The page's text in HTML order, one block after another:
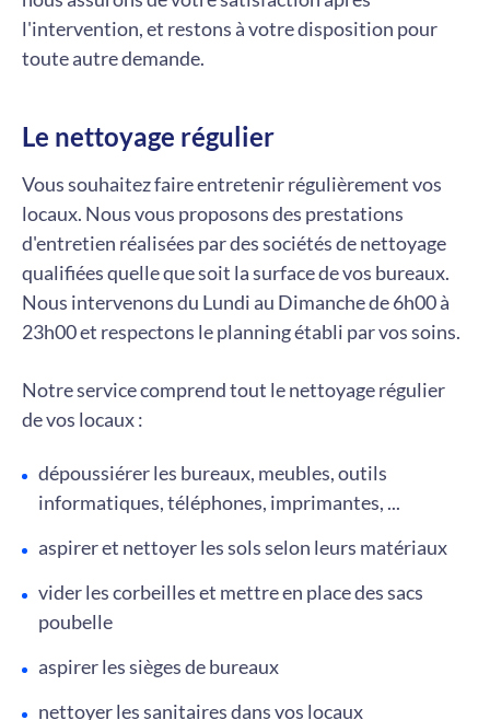
l'intervention, et restons à votre disposition pour
toute autre demande.
Le nettoyage régulier
Vous souhaitez faire entretenir régulièrement vos
locaux. Nous vous proposons des prestations
d'entretien réalisées par des sociétés de nettoyage
qualifiées quelle que soit la surface de vos bureaux.
Nous intervenons du Lundi au Dimanche de 6h00 à
23h00 et respectons le planning établi par vos soins.
Notre service comprend tout le nettoyage régulier
de vos locaux :
dépoussiérer les bureaux, meubles, outils
informatiques, téléphones, imprimantes, ...
aspirer et nettoyer les sols selon leurs matériaux
vider les corbeilles et mettre en place des sacs
poubelle
aspirer les sièges de bureaux
nettoyer les sanitaires dans vos locaux